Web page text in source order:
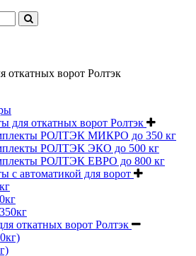
откатных ворот Ролтэк
для откатных ворот Ролтэк
РОЛТЭК МИКРО до 350 кг
РОЛТЭК ЭКО до 500 кг
РОЛТЭК ЕВРО до 800 кг
с автоматикой для ворот
откатных ворот Ролтэк